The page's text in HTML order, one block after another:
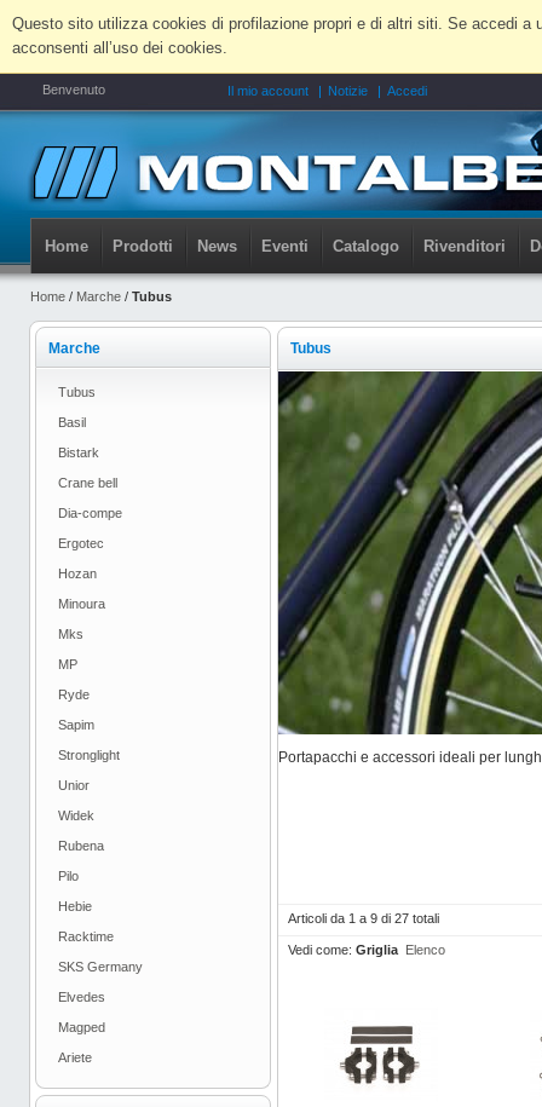
Questo sito utilizza cookies di profilazione propri e di altri siti. Se accedi a
acconsenti all’uso dei cookies.
Benvenuto Il mio account Notizie Accedi
Home Prodotti News Eventi Catalogo Rivenditori
Home / Marche / Tubus
Tubus
Portapacchi e accessori ideali per
Articoli da 1 a 9 di 27 totali
Vedi come: Griglia Elenco
Marche
Tubus
Basil
Bistark
Crane bell
Dia-compe
Ergotec
Hozan
Minoura
Mks
MP
Ryde
Sapim
Stronglight
Unior
Widek
Rubena
Pilo
Hebie
Racktime
SKS Germany
Elvedes
Magped
Ariete